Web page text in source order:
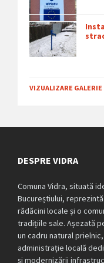
VIZUALIZARE GALERIE
DESPRE VIDRA
Comuna Vidra, situată
Bucureștiului,
rădăcini locale și o
tradițiile sale. Așezată
un cadru natural
administrație locală
și modernizării